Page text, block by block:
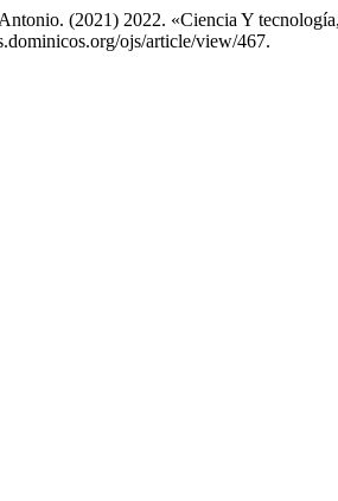
(2021) 2022. «Ciencia Y
ojs/article/view/467.